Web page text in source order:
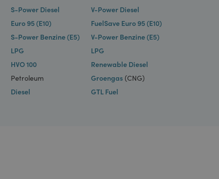
Diesel EN590
S-Power Diesel
Euro 95 (E10)
S-Power Benzine (E5)
LPG
FuelSave Diesel
V-Power Diesel
FuelSave Euro 95 (E10)
V-Power Benzine (E5)
LPG
Renewable Diesel